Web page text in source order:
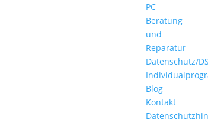
PC
Beratung
und
Reparatur
Datenschutz/
Blog
Kontakt